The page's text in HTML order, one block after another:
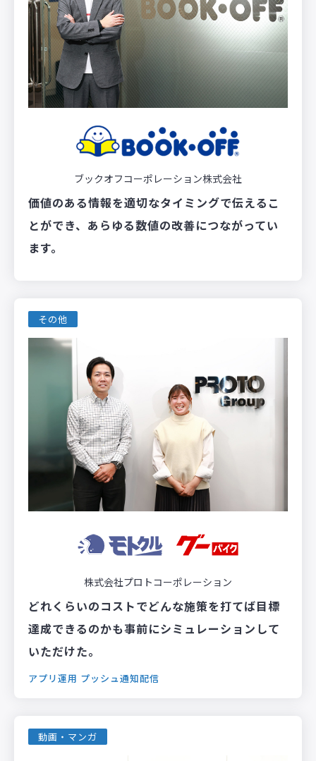
ブックオフコーポレーション株式会社
価値のある情報を適切なタイミングで伝えるこ
とができ、あらゆる数値の改善につながってい
ます。
その他
株式会社プロトコーポレーション
どれくらいのコストでどんな施策を打てば目標
達成できるのかも事前にシミュレーションして
いただけた。
アプリ運用 プッシュ通知配信
動画・マンガ